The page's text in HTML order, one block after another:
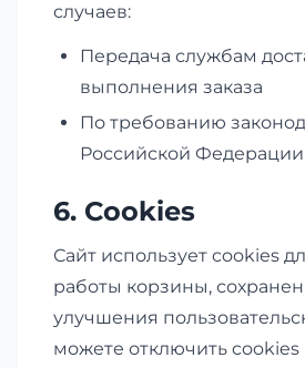
случаев:
Передача службам
выполнения заказа
По требованию
Российской Федерации
6. Cookies
Сайт использует cookies
работы корзины,
улучшения
можете отключить cookies